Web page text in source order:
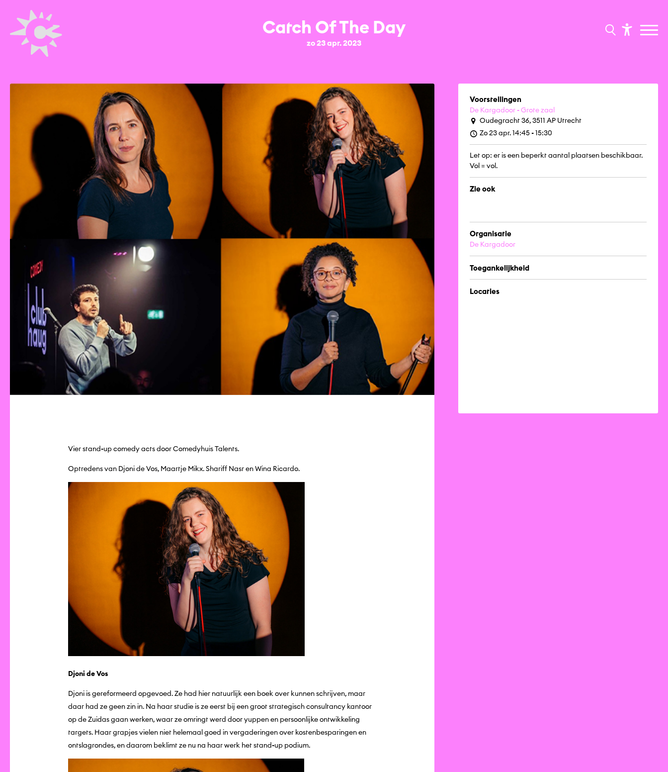
Catch Of The Day
zo 23 apr. 2023
Vier stand-up comedy acts door Comedyhuis Talents.
Optredens van Djoni de Vos, Maartje Mikx. Shariff Nasr en Wina Ricardo.
Djoni de Vos
Djoni is gereformeerd opgevoed. Ze had hier natuurlijk een boek over kunnen schrijven, maar
daar had ze geen zin in. Na haar studie is ze eerst bij een groot strategisch consultancy kantoor
op de Zuidas gaan werken, waar ze omringt werd door yuppen en persoonlijke ontwikkeling
targets. Haar grapjes vielen niet helemaal goed in vergaderingen over kostenbesparingen en
ontslagrondes, en daarom beklimt ze nu na haar werk het stand-up podium.
Voorstellingen
De Kargadoor - Grote zaal
Oudegracht 36, 3511 AP Utrecht
Zo 23 apr. 14:45 - 15:30
Let op: er is een beperkt aantal plaatsen beschikbaar.
Vol = vol.
Zie ook
Organisatie
De Kargadoor
Toegankelijkheid
Locaties